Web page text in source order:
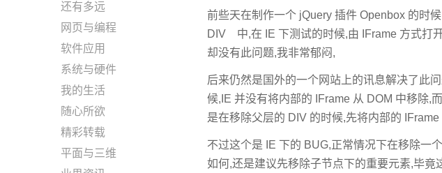
还有多远
网页与编程
软件应用
系统与硬件
我的生活
随心所欲
精彩转载
平面与三维
前些天在制作一个 jQuery 插件 Openbox 的时
DIV 中,在 IE 下测试的时候,由 IFrame 方式打
却没有此问题,我非常郁闷,
后来仍然是国外的一个网站上的讯息解决了此
候,IE 并没有将内部的 IFrame 从 DOM 中移除,
是在移除父层的 DIV 的时候,先将内部的
不过这个是 IE 下的 BUG,正常情况下在移除一
如何,还是建议先移除子节点下的重要元素,毕竟